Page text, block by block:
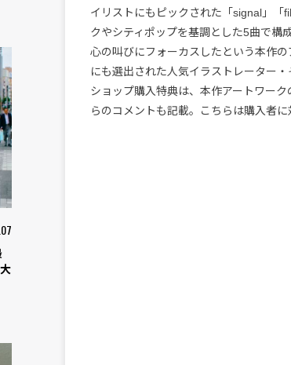
イリストにもピックされた「signal」「
クやシティポップを基調とした5曲で構
心の叫びにフォーカスしたという本作
にも選出された人気イラストレーター
ショップ購入特典は、本作アートワー
らのコメントも記載。こちらは購入者に